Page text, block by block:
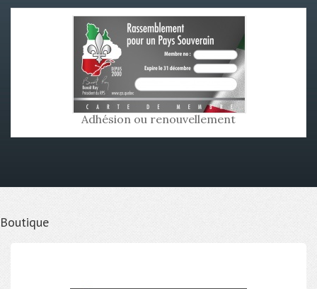
Adhésion ou renouvellement
Boutique